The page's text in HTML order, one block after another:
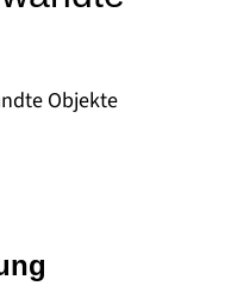
Objekte